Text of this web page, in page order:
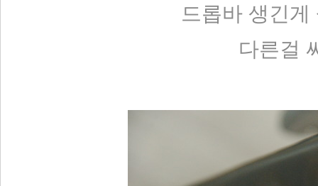
드롭바 생긴
다른걸